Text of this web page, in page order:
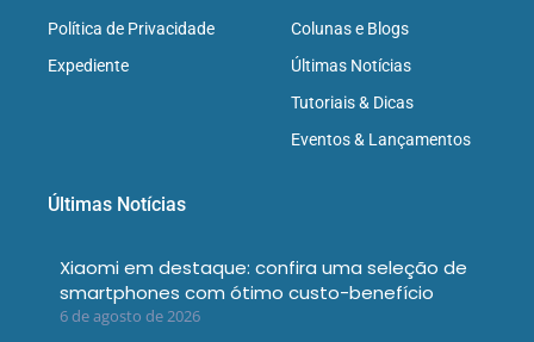
Política de Privacidade
Expediente
Colunas e Blogs
Últimas Notícias
Tutoriais & Dicas
Eventos & Lançamentos
Últimas Notícias
Xiaomi em destaque: confira uma seleção de
smartphones com ótimo custo-benefício
6 de agosto de 2026